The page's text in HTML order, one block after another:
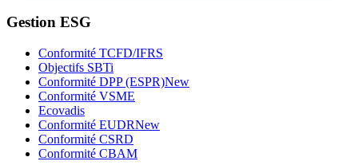
Gestion ESG
Conformité TCFD/IFRS
Objectifs SBTi
Conformité DPP (ESPR)New
Conformité VSME
Ecovadis
Conformité EUDRNew
Conformité CSRD
Conformité CBAM